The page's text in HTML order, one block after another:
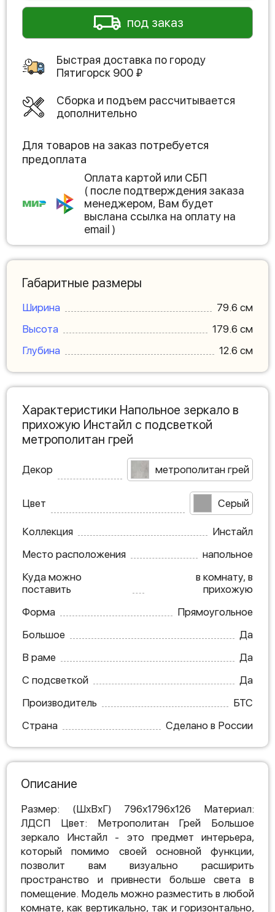
под заказ
Быстрая доставка по городу
Пятигорск 900 ₽
Сборка и подъем рассчитывается
дополнительно
Для товаров на заказ потребуется
предоплата
Оплата картой или СБП
( после подтверждения заказа
менеджером, Вам будет
выслана ссылка на оплату на
email )
Габаритные размеры
Ширина
79.6 см
Высота
179.6 см
Глубина
12.6 см
Характеристики Напольное зеркало в
прихожую Инстайл с подсветкой
метрополитан грей
Декор метрополитан грей
Цвет Серый
Коллекция
Инстайл
Место расположения
напольное
Куда можно
поставить
в комнату, в
прихожую
Форма
Прямоугольное
Большое
Да
В раме
Да
С подсветкой
Да
Производитель
БТС
Страна
Сделано в России
Описание
Размер: (ШхВхГ) 796х1796х126 Материал:
ЛДСП Цвет: Метрополитан Грей Большое
зеркало Инстайл - это предмет интерьера,
который помимо своей основной функции,
позволит вам визуально расширить
пространство и привнести больше света в
помещение. Модель можно разместить в любой
комнате, как вертикально, так и горизонтально,